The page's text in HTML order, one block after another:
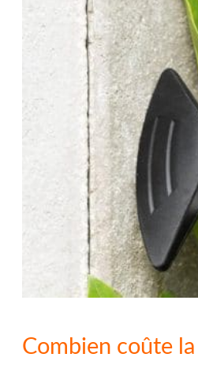
Combien coûte la